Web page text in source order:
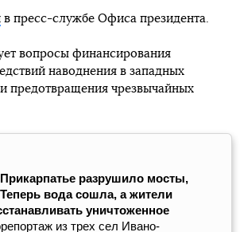
в пресс-службе Офиса президента.
вопросы финансирования
наводнения в западных
предотвращения чрезвычайных
разрушило мосты,
вода сошла, а жители
уничтоженное
из трех сел Ивано-